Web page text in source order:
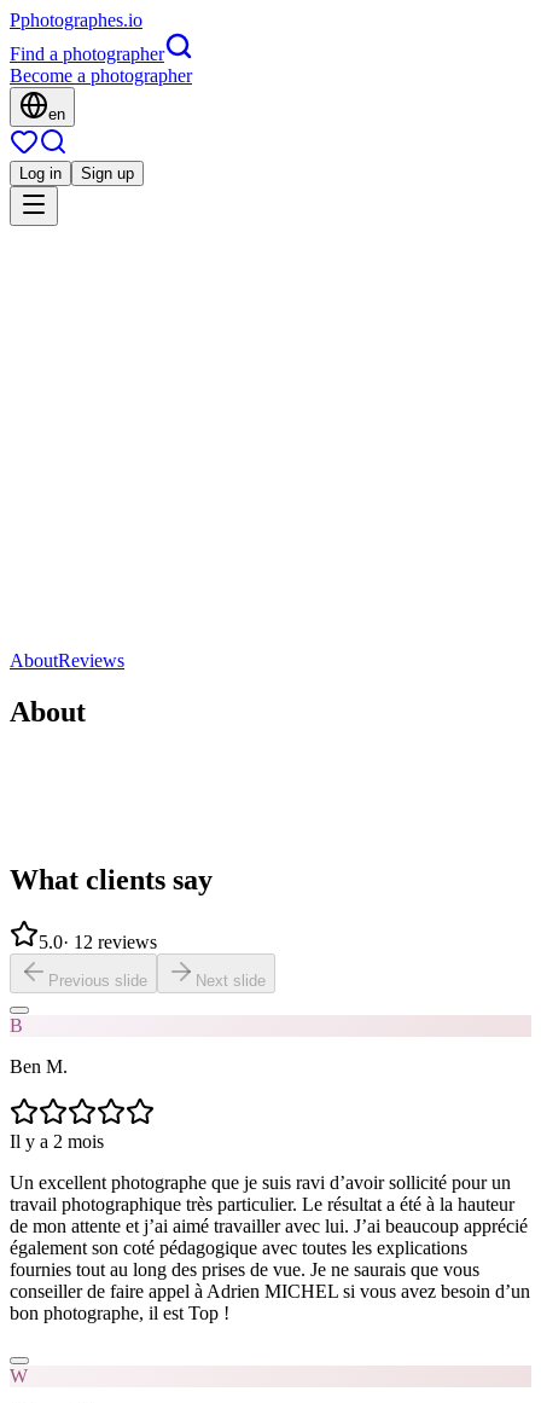
Pphotographes.io
Find a photographer
Become a photographer
en
Log in Sign up
Share
AboutReviews
About
What clients say
5.0· 12 reviews
Previous slide Next slide
B
Ben M.
Il y a 2 mois
Un excellent photographe que je suis ravi d’avoir sollicité pour un
travail photographique très particulier. Le résultat a été à la hauteur
de mon attente et j’ai aimé travailler avec lui. J’ai beaucoup apprécié
également son coté pédagogique avec toutes les explications
fournies tout au long des prises de vue. Je ne saurais que vous
conseiller de faire appel à Adrien MICHEL si vous avez besoin d’un
bon photographe, il est Top !
W